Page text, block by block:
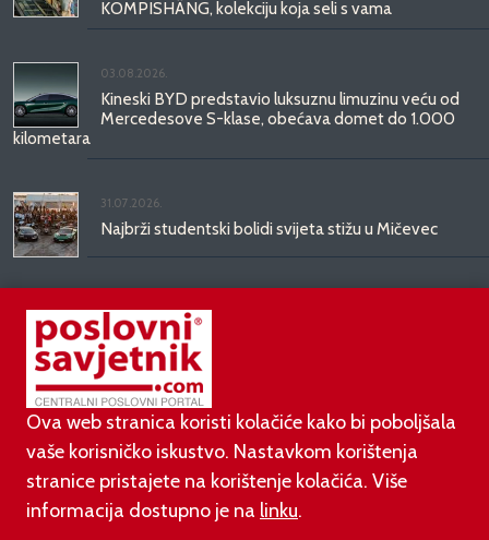
KOMPISHÄNG, kolekciju koja seli s vama
03.08.2026.
Kineski BYD predstavio luksuznu limuzinu veću od
Mercedesove S-klase, obećava domet do 1.000
kilometara
31.07.2026.
Najbrži studentski bolidi svijeta stižu u Mičevec
Divote Cosmetics predstavlja Hince: novo poglavlje
korejske ljepote stiže u Hrvatsku
Ova web stranica koristi kolačiće kako bi poboljšala
vaše korisničko iskustvo. Nastavkom korištenja
stranice pristajete na korištenje kolačića. Više
informacija dostupno je na linku.